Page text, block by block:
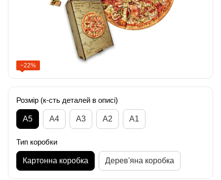
−22%
Розмір (к-сть деталей в описі)
А5 А4 A3 A2 A1
Тип коробки
Картонна коробка Дерев'яна коробка